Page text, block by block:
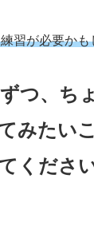
習が必要かも
つ、ち
みたい
ください